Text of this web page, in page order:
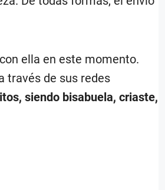
ella en este momento.
través de sus redes
siendo bisabuela, criaste,